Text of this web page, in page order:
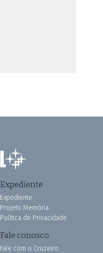
Expediente
Expediente
Projeto Memória
Política de Privacidade
Fale conosco
Fale com o Cruzeiro